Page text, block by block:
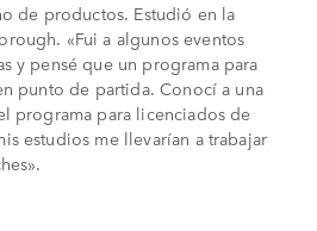
de productos. Estudió en la
«Fui a algunos eventos
y pensé que un programa para
punto de partida. Conocí a una
programa para licenciados de
estudios me llevarían a trabajar